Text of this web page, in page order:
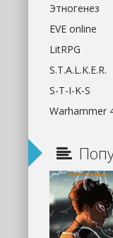
Этногенез
EVE online
LitRPG
S.T.A.L.K.E.R.
S-T-I-K-S
Warhammer